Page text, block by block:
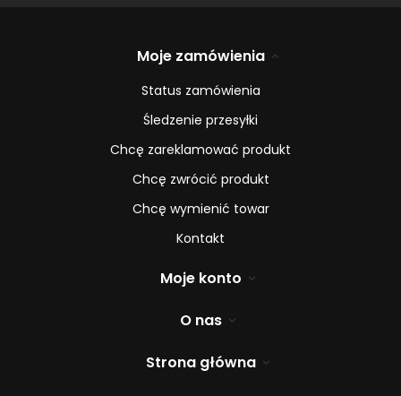
Moje zamówienia
Status zamówienia
Śledzenie przesyłki
Chcę zareklamować produkt
Chcę zwrócić produkt
Chcę wymienić towar
Kontakt
Moje konto
O nas
Strona główna